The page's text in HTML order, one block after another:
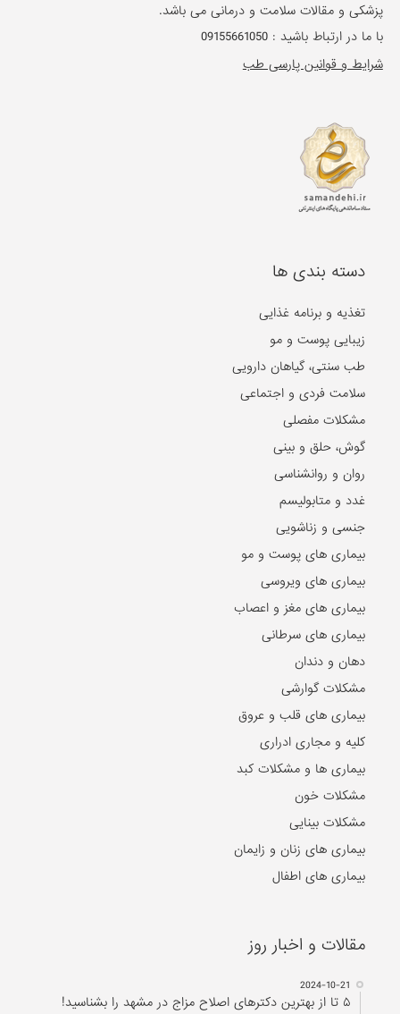
پزشکی و مقالات سلامت و درمانی می باشد.
با ما در ارتباط باشید :09155661050
شرایط و قوانین پارسی طب
دسته بندی ها
تغذیه و برنامه غذایی
زیبایی پوست و مو
طب سنتی، گیاهان دارویی
سلامت فردی و اجتماعی
مشکلات مفصلی
گوش، حلق و بینی
روان و روانشناسی
غدد و متابولیسم
جنسی و زناشویی
بیماری های پوست و مو
بیماری های ویروسی
بیماری های مغز و اعصاب
بیماری های سرطانی
دهان و دندان
مشکلات گوارشی
بیماری های قلب و عروق
کلیه و مجاری ادراری
بیماری ها و مشکلات کبد
مشکلات خون
مشکلات بینایی
بیماری های زنان و زایمان
بیماری های اطفال
مقالات و اخبار روز
2024-10-21
۵ تا از بهترین دکتر‌های اصلاح مزاج در مشهد را بشناسید!